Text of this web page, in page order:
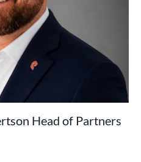
Head of Partners